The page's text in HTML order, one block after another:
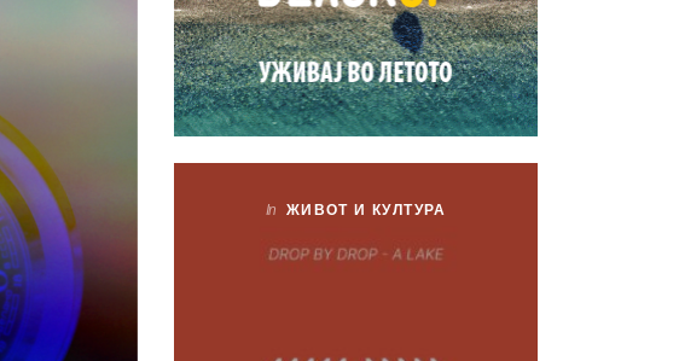
In ЖИВОТ И КУЛТУРА